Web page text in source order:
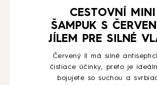
CESTOVNÍ MINI
ŠAMPUK S
JÍLEM PRE SILNÉ
Červený íl má silné
čistiace účinky, preto je
bojujete so suchou a